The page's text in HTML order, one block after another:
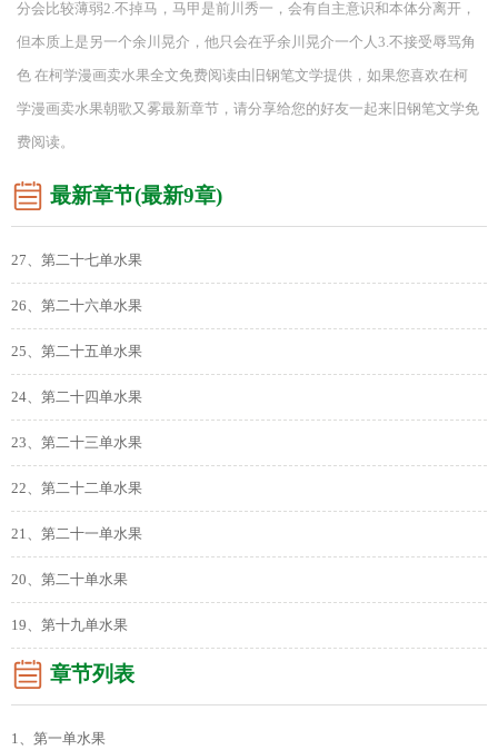
分会比较薄弱2.不掉马，马甲是前川秀一，会有自主意识和本体分离开，
但本质上是另一个余川晃介，他只会在乎余川晃介一个人3.不接受辱骂角
色 在柯学漫画卖水果全文免费阅读由旧钢笔文学提供，如果您喜欢在柯
学漫画卖水果朝歌又雾最新章节，请分享给您的好友一起来旧钢笔文学免
费阅读。
最新章节(最新9章)
27、第二十七单水果
26、第二十六单水果
25、第二十五单水果
24、第二十四单水果
23、第二十三单水果
22、第二十二单水果
21、第二十一单水果
20、第二十单水果
19、第十九单水果
章节列表
1、第一单水果